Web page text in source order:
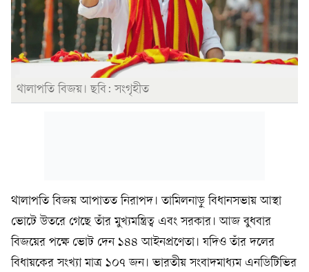
থালাপতি বিজয়। ছবি: সংগৃহীত
থালাপতি বিজয় আপাতত নিরাপদ। তামিলনাড়ু বিধানসভায় আস্থা
ভোটে উতরে গেছে তাঁর মুখ্যমন্ত্রিত্ব এবং সরকার। আজ বুধবার
বিজয়ের পক্ষে ভোট দেন ১৪৪ আইনপ্রণেতা। যদিও তাঁর দলের
বিধায়কের সংখ্যা মাত্র ১০৭ জন। ভারতীয় সংবাদমাধ্যম এনডিটিভির